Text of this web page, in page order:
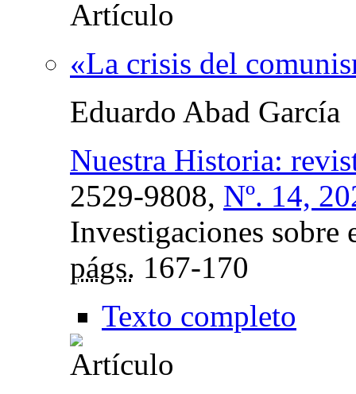
«La crisis del
Eduardo Abad García
Nuestra Historia:
2529-9808, Nº. 14,
Investigaciones sobre
págs. 167-170
Texto completo